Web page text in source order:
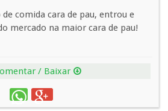
de comida cara de pau, entrou e
mercado na maior cara de pau!
/ Baixar